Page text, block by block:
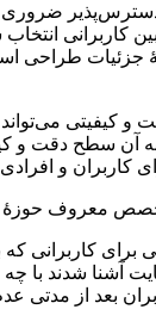
ضروری
بین کاربرانی
و کیفیتی
به آن سطح دقت
کاربران و
معروف حوزۀ
برای
آشنا شدند با
بعد از